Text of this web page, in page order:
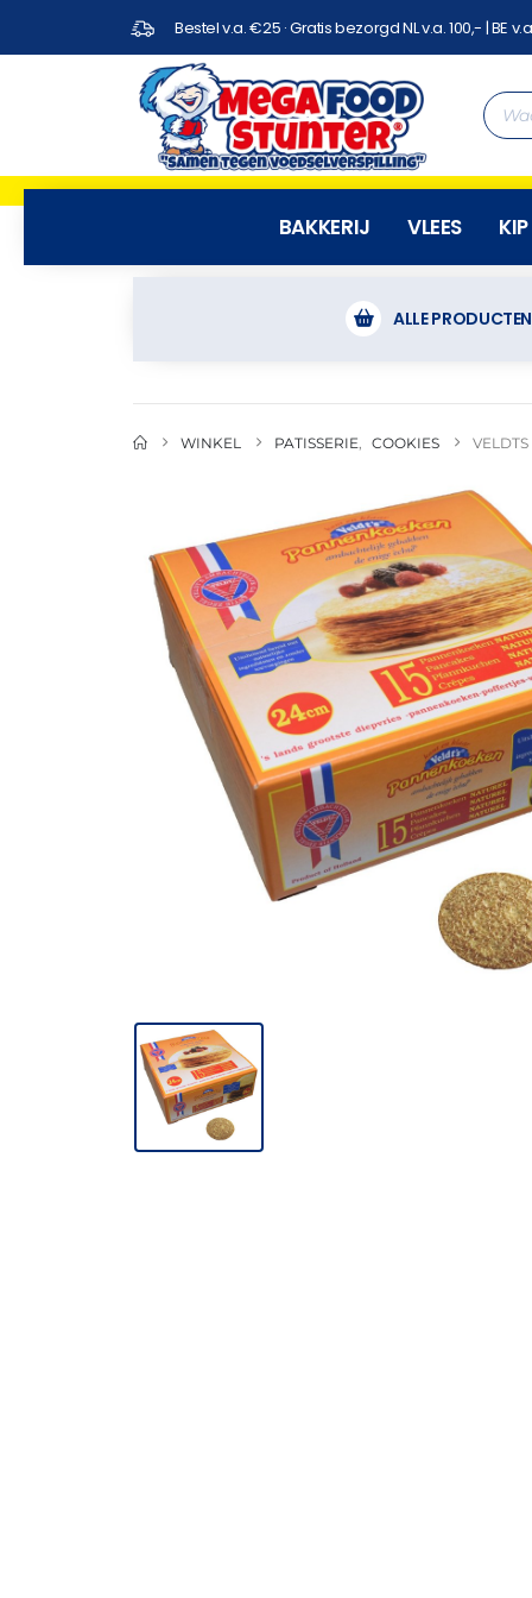
Bestel v.a. €25 · Gratis bezorgd NL v.a. 100,- | BE
BAKKERIJ VLEES KIP
ALLE PRODUCTEN
WINKEL PATISSERIE COOKIES